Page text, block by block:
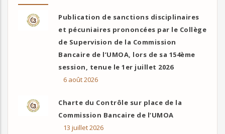
Publication de sanctions disciplinaires
et pécuniaires prononcées par le Collège
de Supervision de la Commission
Bancaire de l’UMOA, lors de sa 154ème
session, tenue le 1er juillet 2026
6 août 2026
Charte du Contrôle sur place de la
Commission Bancaire de l’UMOA
13 juillet 2026